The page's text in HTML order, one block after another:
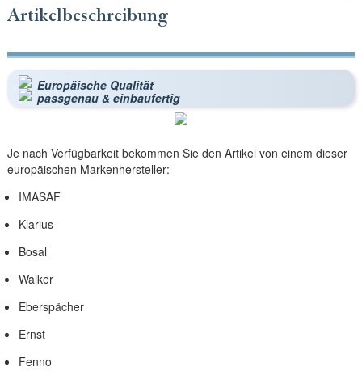
Artikelbeschreibung
Europäische Qualität
passgenau & einbaufertig
Je nach Verfügbarkeit bekommen Sie den Artikel von einem dieser
europäischen Markenhersteller:
IMASAF
Klarius
Bosal
Walker
Eberspächer
Ernst
Fenno